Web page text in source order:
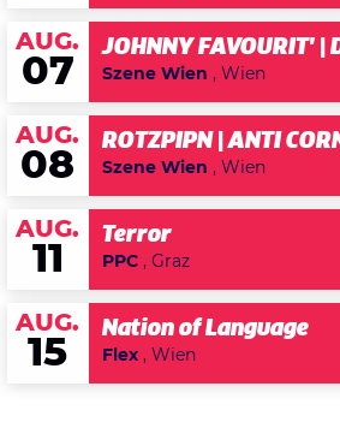
AUG.
07
JOHNNY FAVOURIT' |
Szene Wien , Wien
AUG.
08
ROTZPIPN | ANTI
Szene Wien , Wien
AUG.
11
Terror
PPC , Graz
AUG.
15
Nation of Language
Flex , Wien